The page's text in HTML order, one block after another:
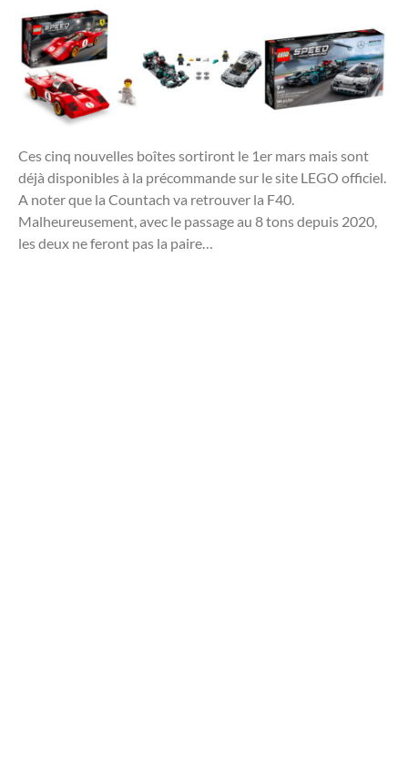
Ces cinq nouvelles boîtes sortiront le 1er mars mais sont
déjà disponibles à la précommande sur le site LEGO officiel.
A noter que la Countach va retrouver la F40.
Malheureusement, avec le passage au 8 tons depuis 2020,
les deux ne feront pas la paire…